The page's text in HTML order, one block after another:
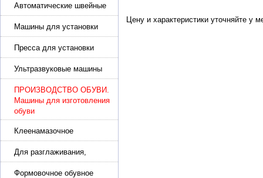
Автоматические швейные
машины с программным
управлением
Машины для установки
жемчуга, бусин, заклепок и
фурнитура
Пресса для установки
фурнитуры: блочка,
люверсы, петля
Ультразвуковые машины
для сварки
ПРОИЗВОДСТВО ОБУВИ.
Машины для изготовления
обуви
Клеенамазочное
оборудование и активаторы
клея
Для разглаживания,
разбивания и герметизации
шва
Формовочное обувное
Цену и характеристики уточняйте у